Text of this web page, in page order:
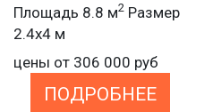
Площадь 8.8 м2 Размер
2.4х4 м
цены от 306 000 руб
ПОДРОБНЕЕ